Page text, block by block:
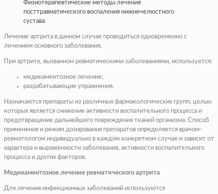
Физиотерапевтические методы лечения
посттравматического воспаления нижнечелюстного
сустава
Лечение артрита в данном случае проводиться одновременно с
лечением основного заболевания.
При артрите, вызванном ревматическими заболеваниями, используется:
медикаментозное лечение;
разрабатывающие упражнения.
Назначаются препараты из различных фармакологических групп, целью
которых является снижение активности воспалительного процесса и
предотвращение дальнейшего повреждения тканей организма. Способ
применения и режим дозирования препаратов определяется врачом-
ревматологом индивидуально в каждом конкретном случае и зависит от
характера и выраженности заболевания, активности воспалительного
процесса и других факторов.
Медикаментозное лечение ревматического артрита
Для лечения инфекционных заболеваний используются